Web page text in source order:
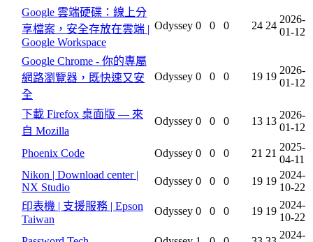
Google 雲端硬碟：線上分
享檔案，安全存放在雲端 |
Google Workspace
Odyssey 0 0 0 24 24
2026-
01-12
Google Chrome - 你的專屬
網路瀏覽器，既快速又安
全
Odyssey 0 0 0 19 19
2026-
01-12
下載 Firefox 桌面版 — 來
自 Mozilla
Odyssey 0 0 0 13 13
2026-
01-12
Phoenix Code Odyssey 0 0 0 21 21
2025-
04-11
Nikon | Download center |
NX Studio
Odyssey 0 0 0 19 19
2024-
10-22
印表機 | 支援服務 | Epson
Taiwan
Odyssey 0 0 0 19 19
2024-
10-22
2024-